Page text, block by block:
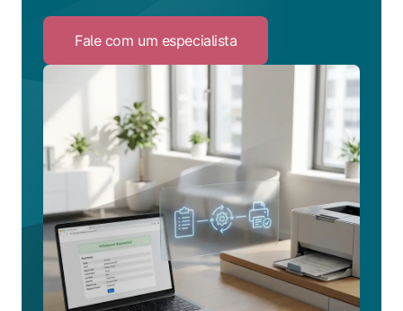
Fale com um especialista
to
Fale
com
um
especialista